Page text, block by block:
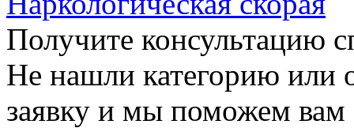
Получите консультацию
Не нашли категорию или
заявку и мы поможем вам